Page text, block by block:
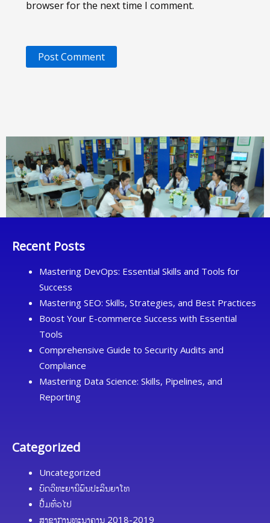
browser for the next time I comment.
Recent Posts
Mastering DevOps: Essential Skills and Tools for
Success
Mastering SEO: Skills, Strategies, and Best Practices
Boost Your E-commerce Success with Essential
Tools
Comprehensive Guide to Security Audits and
Compliance
Mastering Data Science: Skills, Pipelines, and
Reporting
Categorized
Uncategorized
ບົດວິທະຍານິພົນປະລິນຍາໂທ
ປື້ມທົ່ວໄປ
ສາຂາການທະນາຄານ 2018-2019